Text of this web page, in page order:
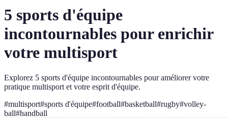
5 sports d'équipe
incontournables pour enrichir
votre multisport
Explorez 5 sports d'équipe incontournables pour améliorer votre
pratique multisport et votre esprit d'équipe.
#multisport#sports d'équipe#football#basketball#rugby#volley-
ball#handball